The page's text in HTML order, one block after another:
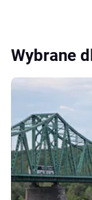
Wybrane